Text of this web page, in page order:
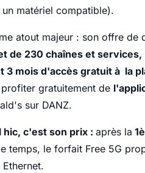
matériel compatible).
atout majeur : son offre de
de 230 chaînes et services,
3 mois d'accès gratuit à la
gratuitement de
sur DANZ.
hic, c'est son prix : après la
temps, le forfait Free 5G